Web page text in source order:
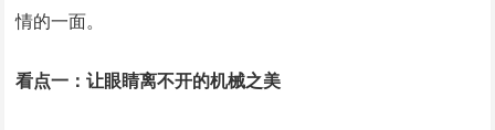
情的一面。
看点一：让眼睛离不开的机械之美